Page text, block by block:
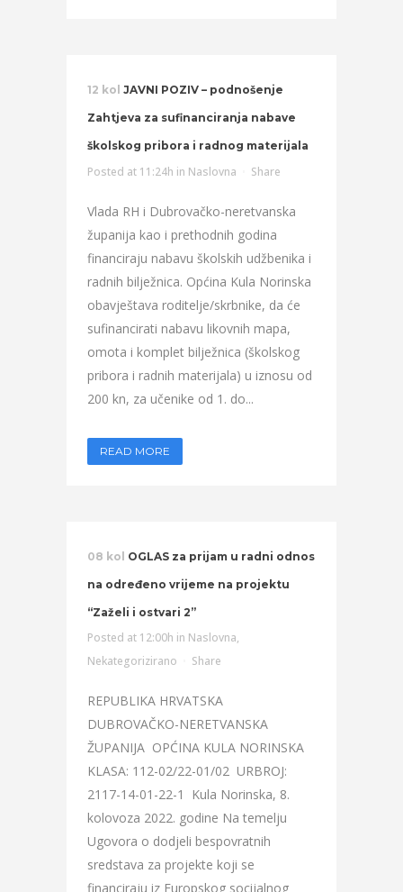
12 kol JAVNI POZIV – podnošenje
Zahtjeva za sufinanciranja nabave
školskog pribora i radnog materijala
Posted at 11:24h in Naslovna Share
Vlada RH i Dubrovačko-neretvanska
županija kao i prethodnih godina
financiraju nabavu školskih udžbenika i
radnih bilježnica. Općina Kula Norinska
obavještava roditelje/skrbnike, da će
sufinancirati nabavu likovnih mapa,
omota i komplet bilježnica (školskog
pribora i radnih materijala) u iznosu od
200 kn, za učenike od 1. do...
READ MORE
08 kol OGLAS za prijam u radni odnos
na određeno vrijeme na projektu
“Zaželi i ostvari 2”
Posted at 12:00h in Naslovna,
Nekategorizirano
Share
REPUBLIKA HRVATSKA
DUBROVAČKO-NERETVANSKA
ŽUPANIJA OPĆINA KULA NORINSKA
KLASA: 112-02/22-01/02 URBROJ:
2117-14-01-22-1 Kula Norinska, 8.
kolovoza 2022. godine Na temelju
Ugovora o dodjeli bespovratnih
sredstava za projekte koji se
financiraju iz Europskog socijalnog